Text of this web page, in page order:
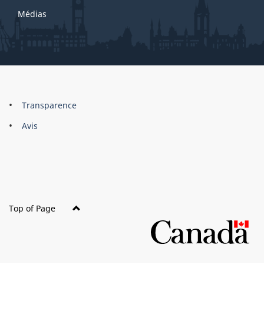
Médias
About
this
Brand
Transparence
Avis
Top of Page